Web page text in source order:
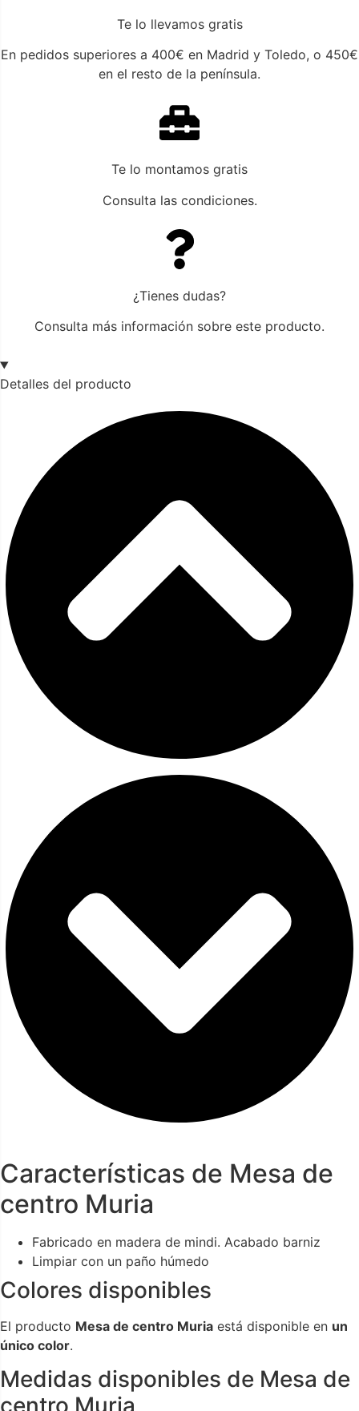
Te lo llevamos gratis
En pedidos superiores a 400€ en Madrid y Toledo, o 450€
en el resto de la península.
Te lo montamos gratis
Consulta las condiciones.
¿Tienes dudas?
Consulta más información sobre este producto.
Detalles del producto
Características de Mesa de
centro Muria
Fabricado en madera de mindi. Acabado barniz
Limpiar con un paño húmedo
Colores disponibles
El producto Mesa de centro Muria está disponible en un
único color.
Medidas disponibles de Mesa de
centro Muria